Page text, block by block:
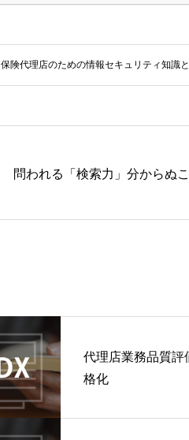
保険代理店のための情報セキュリティ知識
問われる「検索力」分からぬ
代理店業務品質評
格化